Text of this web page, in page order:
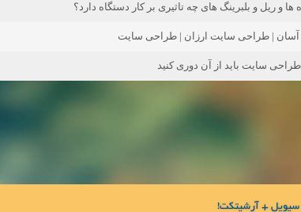
و ریل و بلبرینگ های چه تاثیری بر کار دستگاه دارد؟
| طراحی سایت ارزان | طراحی سایت
سیویل + آرشیتکت!